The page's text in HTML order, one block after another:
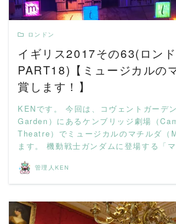
ロンドン
イギリス2017その63(ロン
PART18)【ミュージカルの
賞します！】
KENです。 今回は、コヴェントガーデ
Garden）にあるケンブリッジ劇場（
Theatre）でミュージカルのマチルダ（
ます。 機動戦士ガンダムに登場する「
管理人KEN